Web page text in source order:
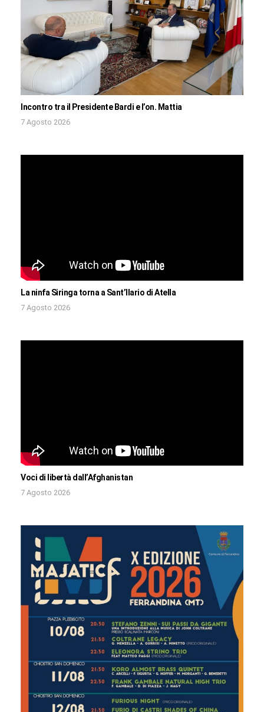
Incontro tra il Presidente Bardi e l’on. Mattia
7 Agosto 2026
La ninfa Siringa torna a Sant’Ilario di Atella
7 Agosto 2026
Voci di libertà dall’Afghanistan
7 Agosto 2026